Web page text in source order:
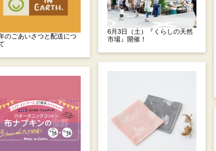
のごあいさつと配送につ
6月3日（土）『くらしの天然
市場』開催！